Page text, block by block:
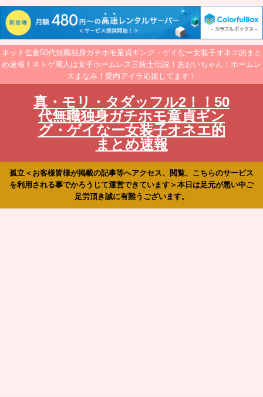
ネット乞食50代無職独身ガチホモ童貞ギング・ゲイなー女装子オネエ的まと
め速報！ネトゲ廃人は女子ホームレス三銃士伝説！あおいちゃん！ホームレ
スまなみ！愛内アイラ応援してます！
真・モリ・タダッフル2！！50
代無職独身ガチホモ童貞ギン
グ・ゲイなー女装子オネエ的
まとめ速報
孤立＜お客様皆様が掲載の記事等へアクセス、閲覧、こちらのサービス
を利用される事でかろうじて運営できています＞本日は足元が悪い中ご
足労頂き誠に有難うございます。